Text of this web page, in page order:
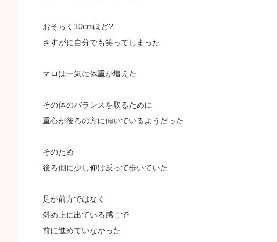
おそらく10cmほど?
さすがに自分でも笑ってしまった
マロは一気に体重が増えた
その体のバランスを取るために
重心が後ろの方に傾いているようだった
そのため
後ろ側に少し仰け反って歩いていた
足が前方ではなく
斜め上に出ている感じで
前に進めていなかった